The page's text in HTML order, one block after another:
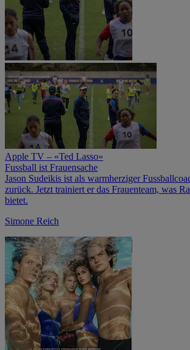
Apple TV – «Ted Lasso»
Fussball ist Frauensache
Jason Sudeikis ist als warmherziger
zurück. Jetzt trainiert er das Frauenteam, was
bietet.
Simone Reich